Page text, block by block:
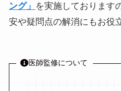
ング」 を実施しております
安や疑問点の解消にもお役
医師監修について